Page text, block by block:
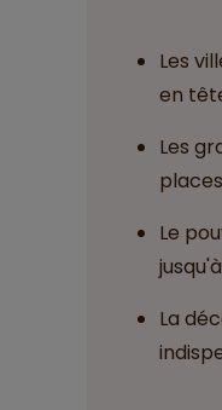
Les
en
Les
Le
La